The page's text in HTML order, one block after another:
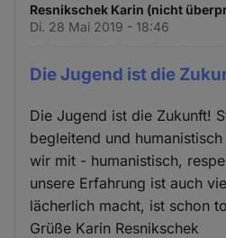
Resnikschek Karin (nicht
Di. 28 Mai 2019 - 18:46
Die Jugend ist die
Die Jugend ist die Zukunft!
begleitend und
wir mit - humanistisch,
unsere Erfahrung ist auch
lächerlich macht, ist schon
Grüße Karin Resnikschek